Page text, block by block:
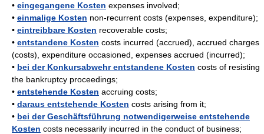
• eingegangene Kosten expenses involved;
• einmalige Kosten non-recurrent costs (expenses, expenditure);
• eintreibbare Kosten recoverable costs;
• entstandene Kosten costs incurred (accrued), accrued charges
(costs), expenditure occasioned, expenses accrued (incurred);
• bei der Konkursabwehr entstandene Kosten costs of resisting
the bankruptcy proceedings;
• entstehende Kosten accruing costs;
• daraus entstehende Kosten costs arising from it;
• bei der Geschäftsführung notwendigerweise entstehende
Kosten costs necessarily incurred in the conduct of business;